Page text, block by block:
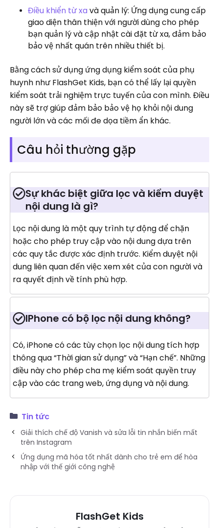
Điều khiển từ xa và quản lý: Ứng dụng cung cấp
giao diện thân thiện với người dùng cho phép
bạn quản lý và cập nhật cài đặt từ xa, đảm bảo
bảo vệ nhất quán trên nhiều thiết bị.
Bằng cách sử dụng ứng dụng kiểm soát của phụ
huynh như FlashGet Kids, bạn có thể lấy lại quyền
kiểm soát trải nghiệm trực tuyến của con mình. Điều
này sẽ trợ giúp đảm bảo bảo vệ họ khỏi nội dung
người lớn và các mối đe dọa tiềm ẩn khác.
Câu hỏi thường gặp
Sự khác biệt giữa lọc và kiểm duyệt
nội dung là gì?
Lọc nội dung là một quy trình tự động để chặn
hoặc cho phép truy cập vào nội dung dựa trên
các quy tắc được xác định trước. Kiểm duyệt nội
dung liên quan đến việc xem xét của con người và
ra quyết định về tính phù hợp.
IPhone có bộ lọc nội dung không?
Có, iPhone có các tùy chọn lọc nội dung tích hợp
thông qua “Thời gian sử dụng” và “Hạn chế”. Những
điều này cho phép cha mẹ kiểm soát quyền truy
cập vào các trang web, ứng dụng và nội dung.
Tin tức
Giải thích chế độ Vanish và sửa lỗi tin nhắn biến mất
trên Instagram
Ứng dụng mã hóa tốt nhất dành cho trẻ em để hòa
nhập với thế giới công nghệ
FlashGet Kids